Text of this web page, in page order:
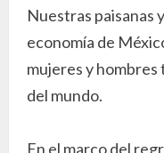
Nuestras paisanas
economía de
mujeres y hombres
del mundo.
En el marco del